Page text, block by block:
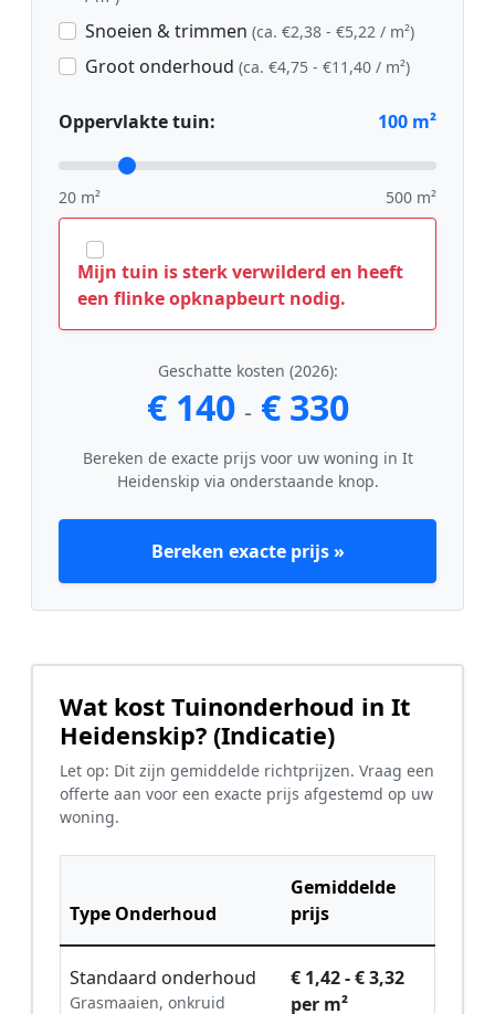
Snoeien & trimmen (ca. €2,38 - €5,22 / m²)
Groot onderhoud (ca. €4,75 - €11,40 / m²)
Oppervlakte tuin: 100 m²
20 m² 500 m²
Mijn tuin is sterk verwilderd en heeft
een flinke opknapbeurt nodig.
Geschatte kosten (2026):
€ 140 - € 330
Bereken de exacte prijs voor uw woning in It
Heidenskip via onderstaande knop.
Bereken exacte prijs »
Wat kost Tuinonderhoud in It
Heidenskip? (Indicatie)
Let op: Dit zijn gemiddelde richtprijzen. Vraag een
offerte aan voor een exacte prijs afgestemd op uw
woning.
Type Onderhoud
Gemiddelde
prijs
Standaard onderhoud
Grasmaaien, onkruid
€ 1,42 - € 3,32
per m²